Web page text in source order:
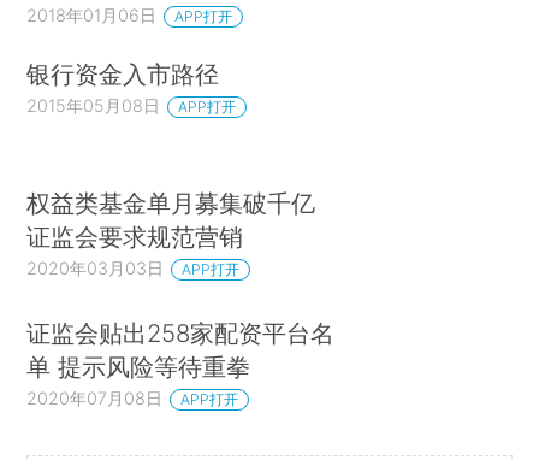
2018年01月06日 APP打开
银行资金入市路径
2015年05月08日 APP打开
权益类基金单月募集破千亿
证监会要求规范营销
2020年03月03日 APP打开
证监会贴出258家配资平台名
单 提示风险等待重拳
2020年07月08日 APP打开